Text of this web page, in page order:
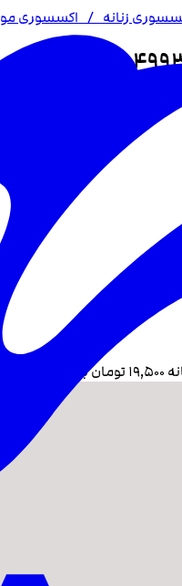
زنانه / اکسسوری مو
۱۹٬۵۰۰تومان بدون سود و چک